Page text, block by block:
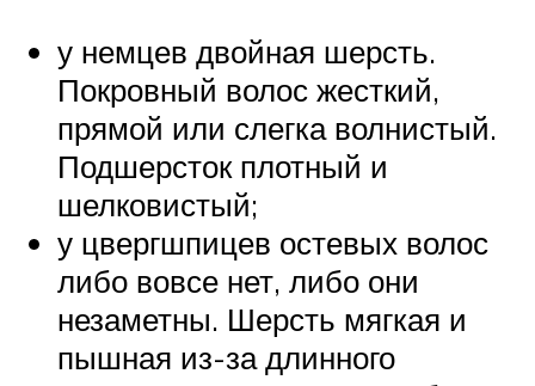
у немцев двойная шерсть.
Покровный волос жесткий,
прямой или слегка волнистый.
Подшерсток плотный и
шелковистый;
у цвергшпицев остевых волос
либо вовсе нет, либо они
незаметны. Шерсть мягкая и
пышная из-за длинного